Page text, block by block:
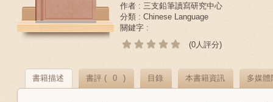
作者 : 三支鉛筆讀寫研究中心
分類 : Chinese Language
關鍵字 :
(0人評分)
書籍描述 書評 ( 0 ) 目錄 本書籍資訊 多媒體